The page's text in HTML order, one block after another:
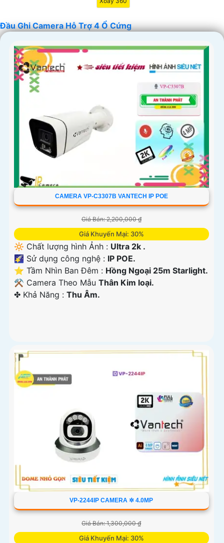
Đầu Ghi Camera Hỗ Trợ 4 Ổ Cứng
CAMERA VP-C3307B VANTECH IP POE
Giá Bán: 2,200,000 ₫
Giá Khuyến Mại: 30%
🔆 Chất lượng hình Ảnh : Ultra 2k .
🌠 Sử dụng công nghệ : IP POE.
⭐ Tầm Nhìn Ban Đêm : Hồng Ngoại 25m Starlight.
⚒ Camera Theo Mẫu Thân Kim loại.
️✤ Khả Năng : Thu Âm.
VP-2244IP CAMERA ✲ 4.0MP
Giá Bán: 1,300,000 ₫
Giá Khuyến Mại: 30%